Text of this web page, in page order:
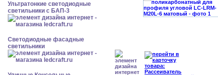
Ультратонкие светодиодные
светильники с БАП-3
Светодиодные фасадные
светильники